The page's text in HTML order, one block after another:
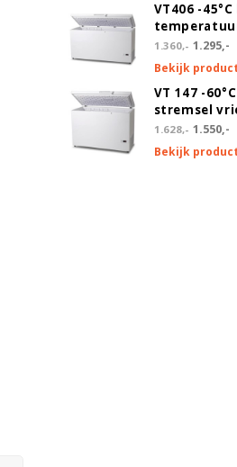
VT406 -
1.360,- 1.295,-
Bekijk product
VT 147 -
stremsel
1.628,- 1.550,-
Bekijk product